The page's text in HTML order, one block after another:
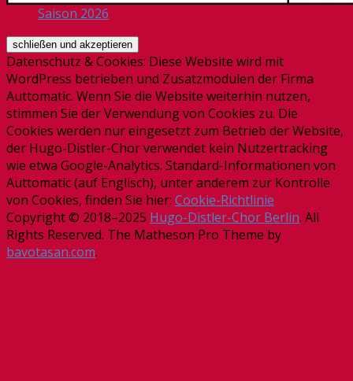
Saison 2026
Datenschutz & Cookies: Diese Website wird mit
WordPress betrieben und Zusatzmodulen der Firma
Auttomatic. Wenn Sie die Website weiterhin nutzen,
stimmen Sie der Verwendung von Cookies zu. Die
Cookies werden nur eingesetzt zum Betrieb der Website,
der Hugo-Distler-Chor verwendet kein Nutzertracking
wie etwa Google-Analytics. Standard-Informationen von
Auttomatic (auf Englisch), unter anderem zur Kontrolle
von Cookies, finden Sie hier: Cookie-Richtlinie
Copyright © 2018–2025 Hugo-Distler-Chor Berlin. All
Rights Reserved. The Matheson Pro Theme by
bavotasan.com.